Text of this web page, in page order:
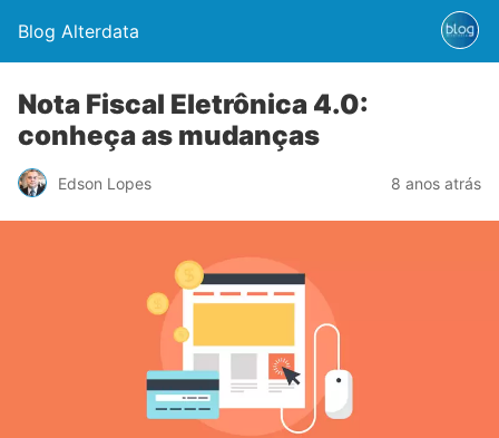
Blog Alterdata
Nota Fiscal Eletrônica 4.0:
conheça as mudanças
Edson Lopes 8 anos atrás